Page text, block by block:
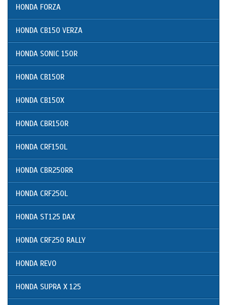
HONDA FORZA
HONDA CB150 VERZA
HONDA SONIC 150R
HONDA CB150R
HONDA CB150X
HONDA CBR150R
HONDA CRF150L
HONDA CBR250RR
HONDA CRF250L
HONDA ST125 DAX
HONDA CRF250 RALLY
HONDA REVO
HONDA SUPRA X 125